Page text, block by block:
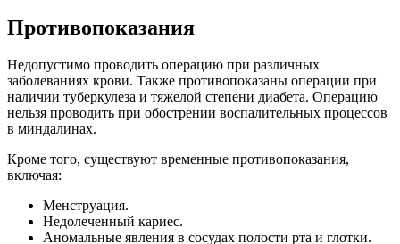
Противопоказания
Недопустимо проводить операцию при различных
заболеваниях крови. Также противопоказаны операции при
наличии туберкулеза и тяжелой степени диабета. Операцию
нельзя проводить при обострении воспалительных процессов
в миндалинах.
Кроме того, существуют временные противопоказания,
включая:
Менструация.
Недолеченный кариес.
Аномальные явления в сосудах полости рта и глотки.